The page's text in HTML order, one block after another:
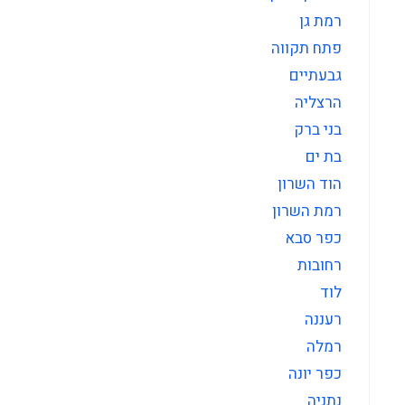
רמת גן
פתח תקווה
גבעתיים
הרצליה
בני ברק
בת ים
הוד השרון
רמת השרון
כפר סבא
רחובות
לוד
רעננה
רמלה
כפר יונה